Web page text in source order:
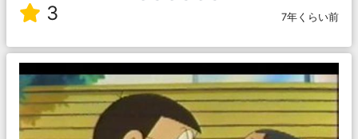
3 7年くらい前